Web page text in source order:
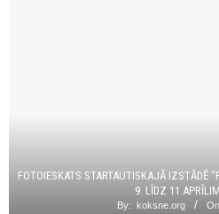
FOTOIESKATS STARTAUTISKAJĀ IZSTĀDĒ
9. LĪDZ
By: koksne.org